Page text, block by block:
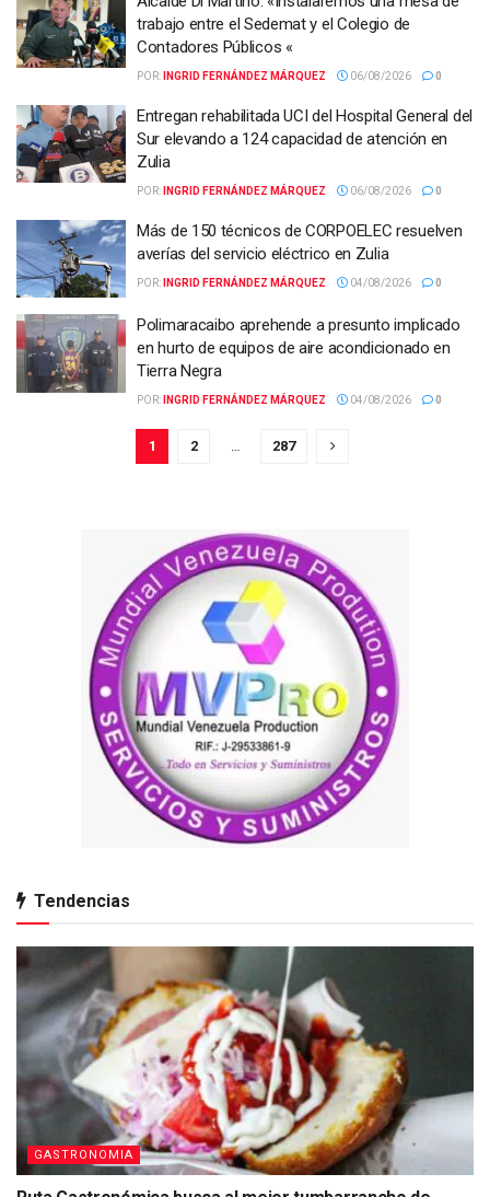
trabajo entre el Sedemat y el Colegio de
Contadores Públicos «
POR: INGRID FERNÁNDEZ MÁRQUEZ 06/08/2026 0
Entregan rehabilitada UCI del Hospital General del
Sur elevando a 124 capacidad de atención en
Zulia
POR: INGRID FERNÁNDEZ MÁRQUEZ 06/08/2026 0
Más de 150 técnicos de CORPOELEC resuelven
averías del servicio eléctrico en Zulia
POR: INGRID FERNÁNDEZ MÁRQUEZ 04/08/2026 0
Polimaracaibo aprehende a presunto implicado
en hurto de equipos de aire acondicionado en
Tierra Negra
POR: INGRID FERNÁNDEZ MÁRQUEZ 04/08/2026 0
1 2 … 287
Tendencias
GASTRONOMIA